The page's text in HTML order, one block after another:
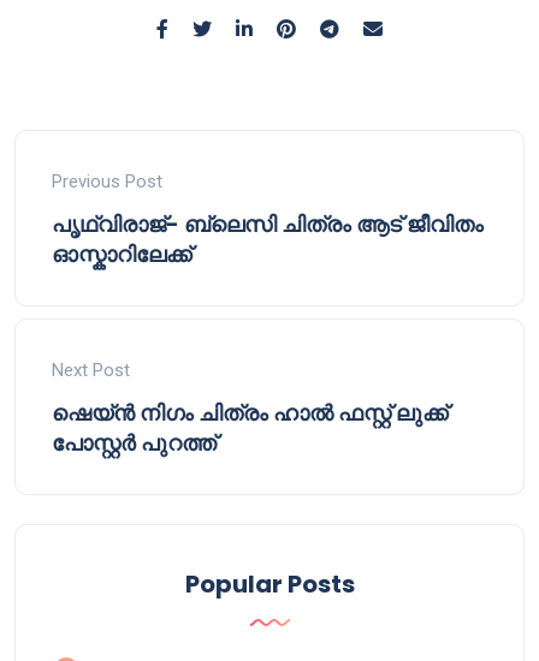
Previous Post
പൃഥ്വിരാജ്- ബ്ലെസി ചിത്രം ആട് ജീവിതം
ഓസ്കാറിലേക്ക്
Next Post
ഷെയ്ൻ നിഗം ചിത്രം ഹാൽ ഫസ്റ്റ് ലുക്ക്
പോസ്റ്റർ പുറത്ത്
Popular Posts